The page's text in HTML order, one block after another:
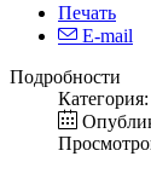
Печать
E-mail
Подробности
Категория: